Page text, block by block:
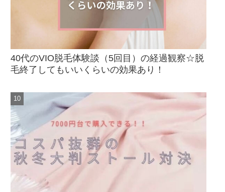
40代のVIO脱毛体験談（5回目）の経過観察☆脱
毛終了してもいいくらいの効果あり！